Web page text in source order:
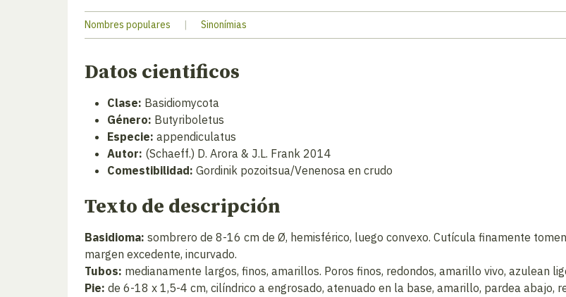
Nombres populares | Sinonímias
Datos cientificos
Clase: Basidiomycota
Género: Butyriboletus
Especie: appendiculatus
Autor: (Schaeff.) D. Arora & J.L. Frank 2014
Comestibilidad: Gordinik pozoitsua/Venenosa en crudo
Texto de descripción
Basidioma: sombrero de 8-16 cm de Ø, hemisférico, luego convexo. Cutícula finamente
margen excedente, incurvado.
Tubos: medianamente largos, finos, amarillos. Poros finos, redondos, amarillo vivo, azulean
Pie: de 6-18 x 1,5-4 cm, cilíndrico a engrosado, atenuado en la base, amarillo, pardea abajo,